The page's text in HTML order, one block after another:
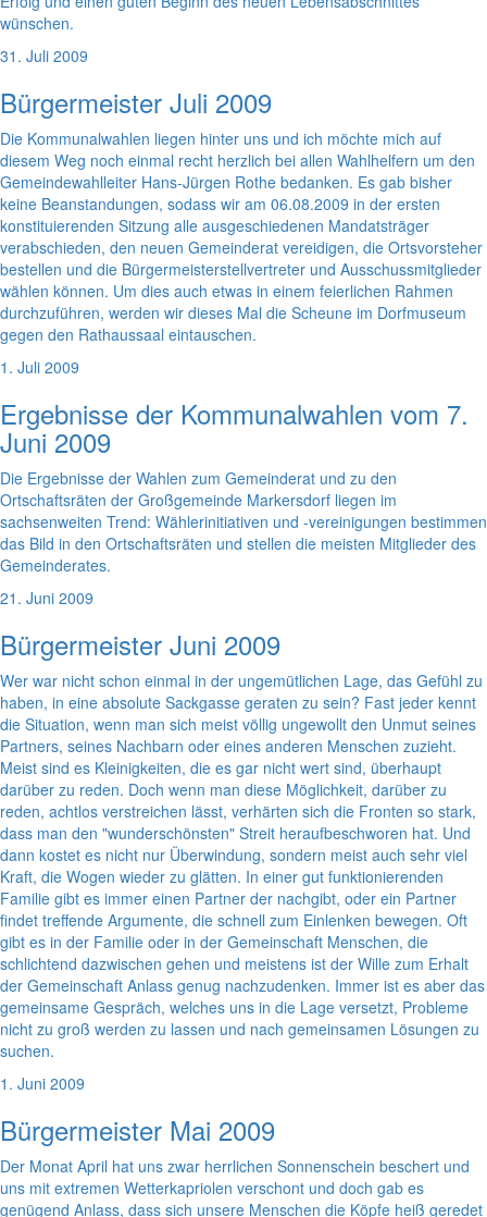
wünschen.
31. Juli 2009
Bürgermeister Juli 2009
Die Kommunalwahlen liegen hinter uns und ich möchte mich auf
diesem Weg noch einmal recht herzlich bei allen Wahlhelfern um den
Gemeindewahlleiter Hans-Jürgen Rothe bedanken. Es gab bisher
keine Beanstandungen, sodass wir am 06.08.2009 in der ersten
konstituierenden Sitzung alle ausgeschiedenen Mandatsträger
verabschieden, den neuen Gemeinderat vereidigen, die Ortsvorsteher
bestellen und die Bürgermeisterstellvertreter und Ausschussmitglieder
wählen können. Um dies auch etwas in einem feierlichen Rahmen
durchzuführen, werden wir dieses Mal die Scheune im Dorfmuseum
gegen den Rathaussaal eintauschen.
1. Juli 2009
Ergebnisse der Kommunalwahlen vom 7.
Juni 2009
Die Ergebnisse der Wahlen zum Gemeinderat und zu den
Ortschaftsräten der Großgemeinde Markersdorf liegen im
sachsenweiten Trend: Wählerinitiativen und -vereinigungen bestimmen
das Bild in den Ortschaftsräten und stellen die meisten Mitglieder des
Gemeinderates.
21. Juni 2009
Bürgermeister Juni 2009
Wer war nicht schon einmal in der ungemütlichen Lage, das Gefühl zu
haben, in eine absolute Sackgasse geraten zu sein? Fast jeder kennt
die Situation, wenn man sich meist völlig ungewollt den Unmut seines
Partners, seines Nachbarn oder eines anderen Menschen zuzieht.
Meist sind es Kleinigkeiten, die es gar nicht wert sind, überhaupt
darüber zu reden. Doch wenn man diese Möglichkeit, darüber zu
reden, achtlos verstreichen lässt, verhärten sich die Fronten so stark,
dass man den "wunderschönsten" Streit heraufbeschworen hat. Und
dann kostet es nicht nur Überwindung, sondern meist auch sehr viel
Kraft, die Wogen wieder zu glätten. In einer gut funktionierenden
Familie gibt es immer einen Partner der nachgibt, oder ein Partner
findet treffende Argumente, die schnell zum Einlenken bewegen. Oft
gibt es in der Familie oder in der Gemeinschaft Menschen, die
schlichtend dazwischen gehen und meistens ist der Wille zum Erhalt
der Gemeinschaft Anlass genug nachzudenken. Immer ist es aber das
gemeinsame Gespräch, welches uns in die Lage versetzt, Probleme
nicht zu groß werden zu lassen und nach gemeinsamen Lösungen zu
suchen.
1. Juni 2009
Bürgermeister Mai 2009
Der Monat April hat uns zwar herrlichen Sonnenschein beschert und
uns mit extremen Wetterkapriolen verschont und doch gab es
genügend Anlass, dass sich unsere Menschen die Köpfe heiß geredet